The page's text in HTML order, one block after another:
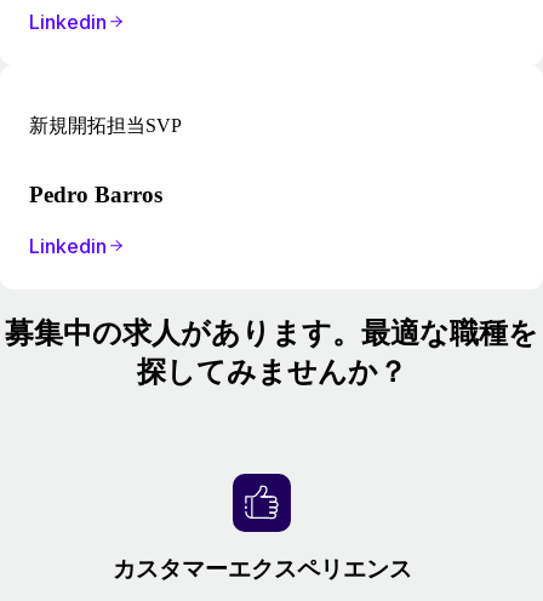
Linkedin
新規開拓担当SVP
Pedro Barros
Linkedin
募集中の求人があります。最適な職種を
探してみませんか？
カスタマーエクスペリエンス